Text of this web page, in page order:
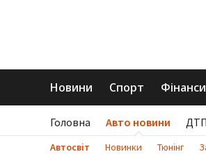
Новини Спорт Фінанси
Головна Авто новини ДТП
Автосвіт Новинки Тюнінг